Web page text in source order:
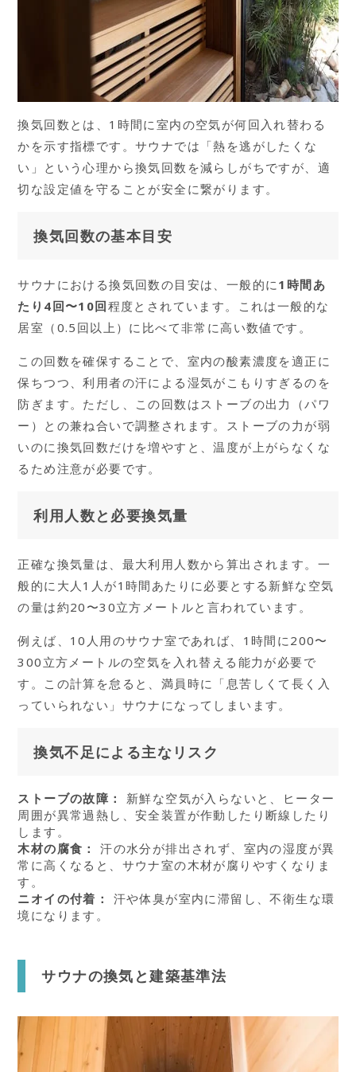
換気回数とは、1時間に室内の空気が何回入れ替わる
かを示す指標です。サウナでは「熱を逃がしたくな
い」という心理から換気回数を減らしがちですが、適
切な設定値を守ることが安全に繋がります。
換気回数の基本目安
サウナにおける換気回数の目安は、一般的に 1時間あ
たり4回〜10回程度とされています。これは一般的な
居室（0.5回以上）に比べて非常に高い数値です。
この回数を確保することで、室内の酸素濃度を適正に
保ちつつ、利用者の汗による湿気がこもりすぎるのを
防ぎます。ただし、この回数はストーブの出力（パワ
ー）との兼ね合いで調整されます。ストーブの力が弱
いのに換気回数だけを増やすと、温度が上がらなくな
るため注意が必要です。
利用人数と必要換気量
正確な換気量は、最大利用人数から算出されます。一
般的に大人1人が1時間あたりに必要とする新鮮な空気
の量は約20〜30立方メートルと言われています。
例えば、10人用のサウナ室であれば、1時間に200〜
300立方メートルの空気を入れ替える能力が必要で
す。この計算を怠ると、満員時に「息苦しくて長く入
っていられない」サウナになってしまいます。
換気不足による主なリスク
ストーブの故障：
新鮮な空気が入らないと、ヒーター
周囲が異常過熱し、安全装置が作動したり断線したり
します。
木材の腐食：
汗の水分が排出されず、室内の湿度が異
常に高くなると、サウナ室の木材が腐りやすくなりま
す。
ニオイの付着：
汗や体臭が室内に滞留し、不衛生な環
境になります。
サウナの換気と建築基準法